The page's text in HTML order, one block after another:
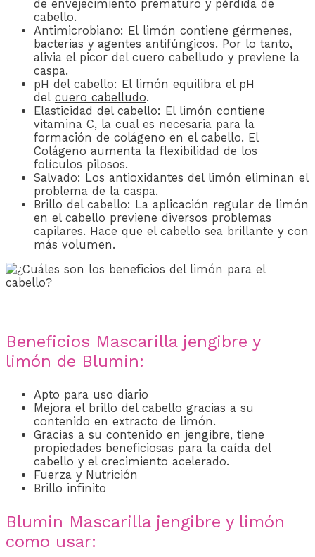
de envejecimiento prematuro y pérdida de
cabello.
Antimicrobiano: El limón contiene gérmenes,
bacterias y agentes antifúngicos. Por lo tanto,
alivia el picor del cuero cabelludo y previene la
caspa.
pH del cabello: El limón equilibra el pH
del cuero cabelludo.
Elasticidad del cabello: El limón contiene
vitamina C, la cual es necesaria para la
formación de colágeno en el cabello. El
Colágeno aumenta la flexibilidad de los
folículos pilosos.
Salvado: Los antioxidantes del limón eliminan el
problema de la caspa.
Brillo del cabello: La aplicación regular de limón
en el cabello previene diversos problemas
capilares. Hace que el cabello sea brillante y con
más volumen.
Beneficios Mascarilla jengibre y
limón de Blumin:
Apto para uso diario
Mejora el brillo del cabello gracias a su
contenido en extracto de limón.
Gracias a su contenido en jengibre, tiene
propiedades beneficiosas para la caída del
cabello y el crecimiento acelerado.
Fuerza y Nutrición
Brillo infinito
Blumin Mascarilla jengibre y limón
como usar: